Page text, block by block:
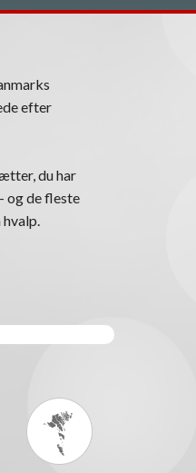
efter
du har
og de fleste